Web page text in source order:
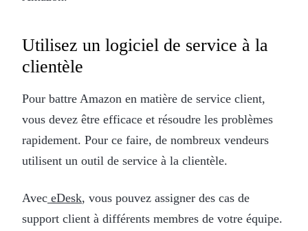
Utilisez un logiciel de service à la
clientèle
Pour battre Amazon en matière de service client,
vous devez être efficace et résoudre les problèmes
rapidement. Pour ce faire, de nombreux vendeurs
utilisent un outil de service à la clientèle.
Avec eDesk, vous pouvez assigner des cas de
support client à différents membres de votre équipe.